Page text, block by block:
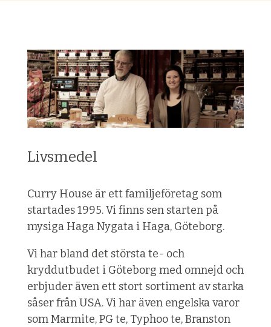
Livsmedel
Curry House är ett familjeföretag som
startades 1995. Vi finns sen starten på
mysiga Haga Nygata i Haga, Göteborg.
Vi har bland det största te- och
kryddutbudet i Göteborg med omnejd och
erbjuder även ett stort sortiment av starka
såser från USA. Vi har även engelska varor
som Marmite, PG te, Typhoo te, Branston